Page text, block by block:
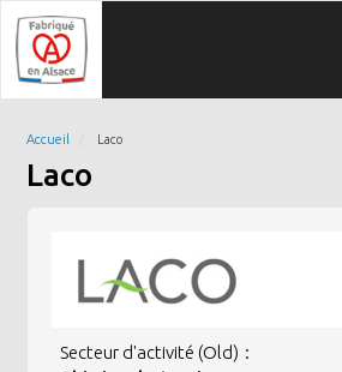
Aller
au
contenu
principal
Accueil Laco
Laco
Secteur d'activité (Old)
Panneau de gestion des cookies